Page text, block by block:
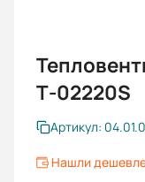
Т-02220S
Артикул:
Нашли